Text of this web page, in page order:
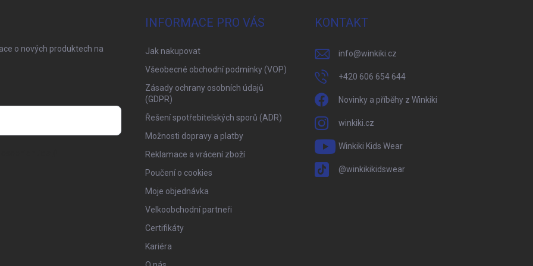
o nových produktech na
INFORMACE PRO VÁS
Jak nakupovat
Všeobecné obchodní podmínky (VOP)
Zásady ochrany osobních údajů
(GDPR)
Řešení spotřebitelských sporů (ADR)
Možnosti dopravy a platby
Reklamace a vrácení zboží
Poučení o cookies
Moje objednávka
Velkoobchodní partneři
Certifikáty
Kariéra
KONTAKT
info@winkiki.cz
+420 606 654 644
Novinky a příběhy z Winkiki
winkiki.cz
Winkiki Kids Wear
@winkikikidswear